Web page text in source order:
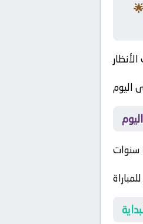
الجولة الماضية تُحوّل المستطيل الأخضر إلى ساحة معركة بين وست هام يونايتد و
اليوم